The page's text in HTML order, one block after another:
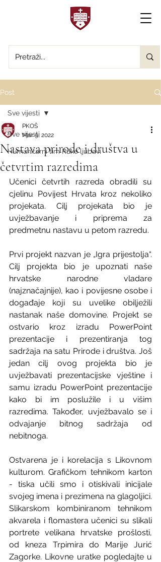
Post
Sve vijesti
Humanitarni tim Ruke ljubavi
Sve vijesti
Nastava prirode i društva u
četvrtim razredima
PKOŠ
Mar 9, 2022
Učenici četvrtih razreda obradili su
cjelinu Povijest Hrvata kroz nekoliko
projekata. Cilj projekata bio je
uvježbavanje i priprema za
Prvi projekt nazvan je „Igra prijestolja“.
Cilj projekta bio je upoznati naše
hrvatske narodne vladare
(najznačajnije), kao i povijesne osobe i
događaje koji su uvelike obilježili
nastanak naše domovine. Projekt se
ostvario kroz izradu PowerPoint
prezentacije i prezentiranja tog
sadržaja na satu Prirode i društva. Još
jedan cilj ovog projekta bio je
uvježbavati prezentacijske vještine i
samu izradu PowerPoint prezentacije
kako bi im poslužile i u višim
razredima. Također, uvježbavalo se i
odvajanje bitnog sadržaja od
nebitnoga.
Ostvarena je i korelacija s Likovnom
kulturom. Grafičkom tehnikom karton
- tiska učili smo i otiskivali inicijale
svojeg imena i prezimena na glagoljici.
Slikarskom kombiniranom tehnikom
akvarela i flomastera učenici su slikali
portrete velikana hrvatske prošlosti,
od kneza Trpimira do Marije Jurić
Zagorke. Likovne uratke pogledajte u